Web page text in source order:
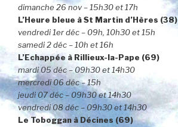
dimanche 26 nov – 15h30 et 17h
L’Heure bleue à St Martin d’Hères (38)
vendredi 1er déc – 09h, 10h30et 15h
samedi 2 déc – 10h et 16h
L’Echappée à Rillieux-la-Pape (69)
mardi 05 déc – 09h30 et 14h30
mercredi 06 déc – 15h
jeudi 07 déc – 09h30 et 14h30
vendredi 08 déc – 09h30 et 14h30
Le Toboggan à Décines (69)